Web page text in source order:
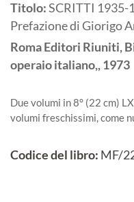
Titolo:SCRITTI 1935-
Prefazione di Giorigo
RomaEditori Riuniti,
operaio italiano,,1973
Due volumi in 8° (22 cm)
volumi freschissimi, come
Codice del libro: MF/